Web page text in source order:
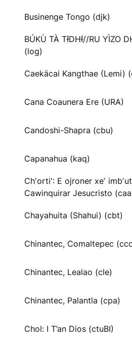
Businenge Tongo (djk)
BÚKÙ TÀ TƗ́DHƗ́//RU YÌZO
(log)
Caekäcai Kangthae (Lemi)
Cana Coaunera Ere (URA)
Candoshi-Shapra (cbu)
Capanahua (kaq)
Ch'orti': E ojroner xeʼ
Cawinquirar Jesucristo
Chayahuita (Shahui) (cbt)
Chinantec, Comaltepec
Chinantec, Lealao (cle)
Chinantec, Palantla (cpa)
Chol: I T’an Dios (ctuBI)